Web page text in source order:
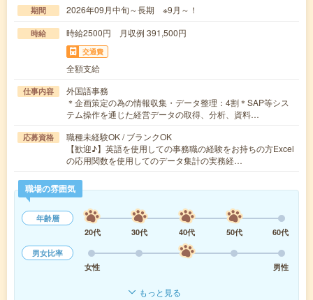
期間 2026年09月中旬～長期 ※9月～！
時給 時給2500円 月収例 391,500円
交通費
全額支給
仕事内容
外国語事務
＊企画策定の為の情報収集・データ整理：4割＊SAP等シス
テム操作を通じた経営データの取得、分析、資料…
応募資格
職種未経験OK / ブランクOK
【歓迎♪】英語を使用しての事務職の経験をお持ちの方Excel
の応用関数を使用してのデータ集計の実務経…
職場の雰囲気
年齢層
20代
30代 40代 50代
60代
男女比率
女性
男性
もっと見る